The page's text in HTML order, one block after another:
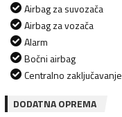
Airbag za suvozača
Airbag za vozača
Alarm
Bočni airbag
Centralno zaključavanje
DODATNA OPREMA